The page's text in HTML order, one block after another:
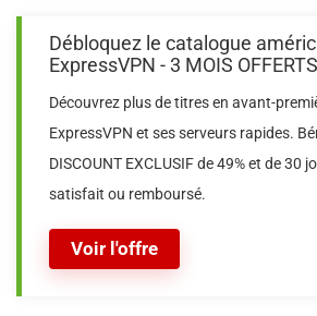
Voir l'offre
Débloquez le catalogue
ExpressVPN - 3 MOIS OFFERTS
Découvrez plus de titres en avant-
ExpressVPN et ses serveurs rapides.
DISCOUNT EXCLUSIF de 49% et de 30
satisfait ou remboursé.